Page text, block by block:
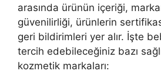
arasında ürünün içeriği,
güvenilirliği, ürünlerin
geri bildirimleri yer alır. İşte
tercih edebileceğiniz bazı
kozmetik markaları: